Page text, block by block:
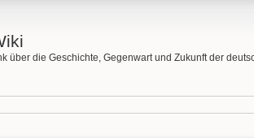
über die Geschichte, Gegenwart und Zukunft der